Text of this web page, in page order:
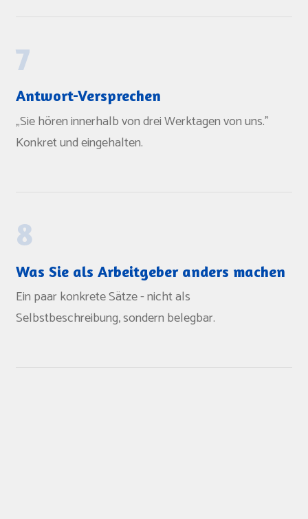
7
Antwort-Versprechen
„Sie hören innerhalb von drei Werktagen von uns."
Konkret und eingehalten.
8
Was Sie als Arbeitgeber anders machen
Ein paar konkrete Sätze - nicht als
Selbstbeschreibung, sondern belegbar.